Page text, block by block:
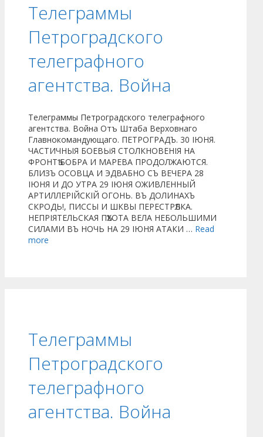
Телеграммы
Петроградского
телеграфного
агентства. Война
Телеграммы Петроградского телеграфного
агентства. Война Отъ Штаба Верховнаго
Главнокомандующаго. ПЕТРОГРАДЪ. 30 ІЮНЯ.
ЧАСТИЧНЫЯ БОЕВЬіЯ СТОЛКНОВЕНІЯ НА
ФРОНТѢ БОБРА И МАРЕВА ПРОДОЛЖАЮТСЯ.
БЛИЗЪ ОСОВЦА И ЭДВАБНО СЪ ВЕЧЕРА 28
ІЮНЯ И ДО УТРА 29 ІЮНЯ ОЖИВЛЕННЫЙ
АРТИЛЛЕРІЙСКІЙ ОГОНЬ. ВЪ ДОЛИНАХЪ
СКРОДЬ!, ПИССЫ И ШКВЫ ПЕРЕСТРѢЛКА.
НЕПРІЯТЕЛЬСКАЯ ПѢХОТА ВЕЛА НЕБОЛЬШИМИ
СИЛАМИ ВЪ НОЧЬ НА 29 ІЮНЯ АТАКИ … Read
more
Телеграммы
Петроградского
телеграфного
агентства. Война